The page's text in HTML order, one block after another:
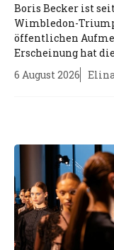
Boris Becker ist
Wimbledon-
öffentlichen
Erscheinung hat
6 August 2026